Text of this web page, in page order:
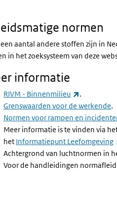
link)
normen
aantal andere stoffen zijn in
in het zoeksysteem van deze
informatie
RIVM - Binnenmilieu (externe
.
Grenswaarden voor de werkende.
Normen voor rampen en
Meer informatie is te vinden via
het Informatiepunt Leefomgeving
Achtergrond van luchtnormen in
Voor de handleidingen